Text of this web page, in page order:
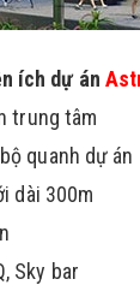
ích dự án
trung tâm
quanh dự án
dài 300m
Sky bar